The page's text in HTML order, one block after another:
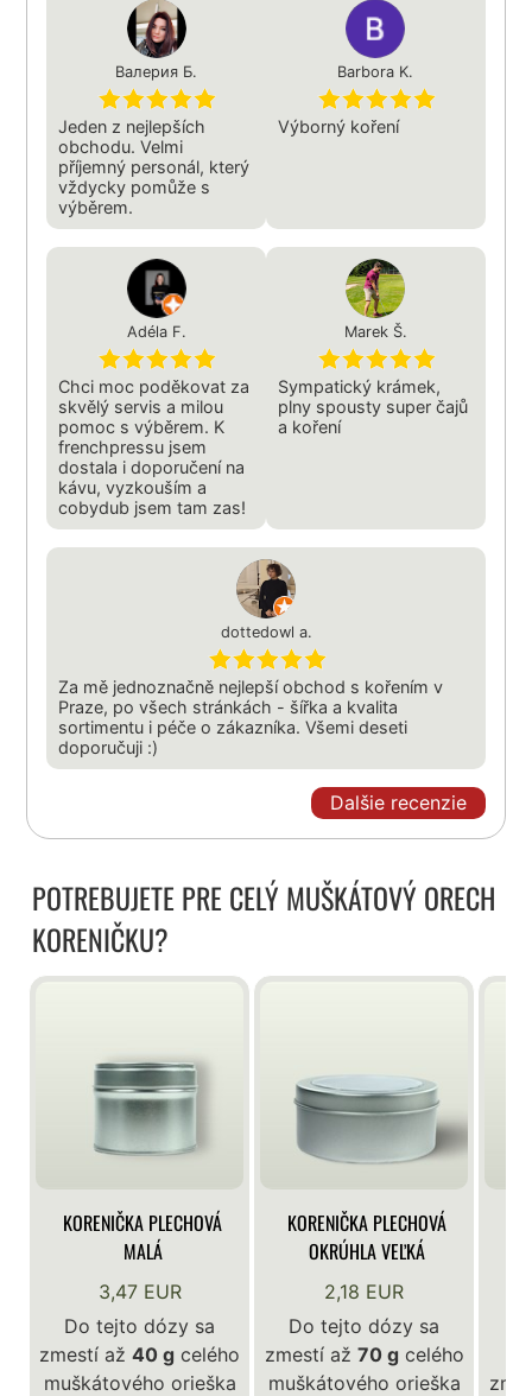
Валерия Б.
Jeden z nejlepších
obchodu. Velmi
příjemný personál, který
vždycky pomůže s
výběrem.
Barbora K.
Výborný koření
Adéla F.
Chci moc poděkovat za
skvělý servis a milou
pomoc s výběrem. K
frenchpressu jsem
dostala i doporučení na
kávu, vyzkouším a
cobydub jsem tam zas!
Marek Š.
Sympatický krámek,
plny spousty super čajů
a koření
dottedowl a.
Za mě jednoznačně nejlepší obchod s kořením v
Praze, po všech stránkách - šířka a kvalita
sortimentu i péče o zákazníka. Všemi deseti
doporučuji :)
Dalšie recenzie
POTREBUJETE PRE CELÝ MUŠKÁTOVÝ ORECH
KORENIČKU?
KORENIČKA PLECHOVÁ
MALÁ
3,47 EUR
Do tejto dózy sa
zmestí až40 g celého
muškátového orieška
KORENIČKA PLECHOVÁ
OKRÚHLA VEĽKÁ
2,18 EUR
Do tejto dózy sa
zmestí až 70 gcelého
muškátového orieška